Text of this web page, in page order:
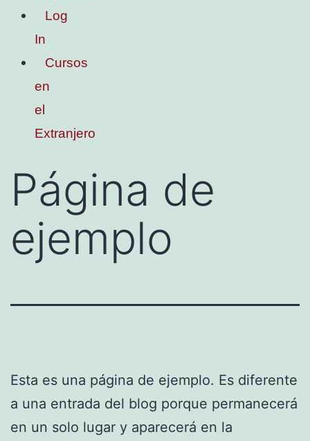
Log
In
Cursos
en
el
Extranjero
Página de
ejemplo
Esta es una página de ejemplo. Es diferente
a una entrada del blog porque permanecerá
en un solo lugar y aparecerá en la